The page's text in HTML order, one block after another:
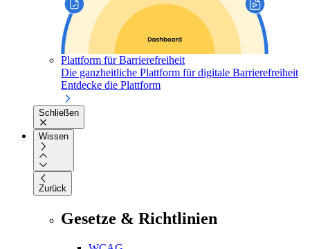
Plattform für Barrierefreiheit
Die ganzheitliche Plattform für digitale Barrierefreiheit
Entdecke die Plattform
Schließen
Wissen
Zurück
Gesetze & Richtlinien